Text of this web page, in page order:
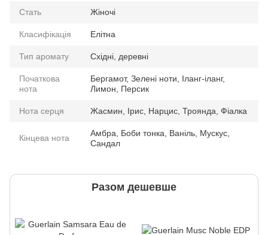
Стать Жіночі
Класифікація Елітна
Тип аромату Східні, деревні
Початкова
нота
Бергамот, Зелені ноти, Іланг-іланг,
Лимон, Персик
Нота серця Жасмин, Ірис, Нарцис, Троянда, Фіалка
Кінцева нота
Амбра, Боби тонка, Ваніль, Мускус,
Сандал
Разом дешевше